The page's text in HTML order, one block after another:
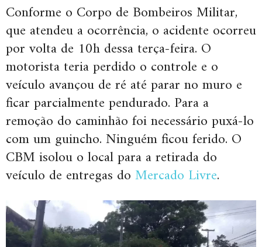
Conforme o Corpo de Bombeiros Militar,
que atendeu a ocorrência, o acidente ocorreu
por volta de 10h dessa terça-feira. O
motorista teria perdido o controle e o
veículo avançou de ré até parar no muro e
ficar parcialmente pendurado. Para a
remoção do caminhão foi necessário puxá-lo
com um guincho. Ninguém ficou ferido. O
CBM isolou o local para a retirada do
veículo de entregas doMercado Livre.